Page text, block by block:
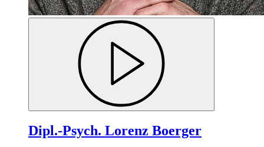
Dipl.-Psych. Lorenz Boerger